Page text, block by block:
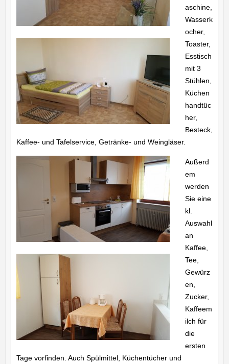
aschine,
Wasserk
ocher,
Toaster,
Esstisch
mit 3
Stühlen,
Küchen
handtüc
her,
Besteck,
Kaffee- und Tafelservice, Getränke- und Weingläser.
Außerd
em
werden
Sie eine
kl.
Auswahl
an
Kaffee,
Tee,
Gewürz
en,
Zucker,
Kaffeem
ilch für
die
ersten
Tage vorfinden. Auch Spülmittel, Küchentücher und